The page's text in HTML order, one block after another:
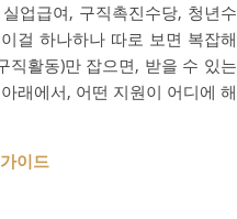
업급여, 구직촉진수당, 청년수
걸 하나하나 따로 보면 복잡해
직활동)만 잡으면, 받을 수 있는
래에서, 어떤 지원이 어디에 해
이드